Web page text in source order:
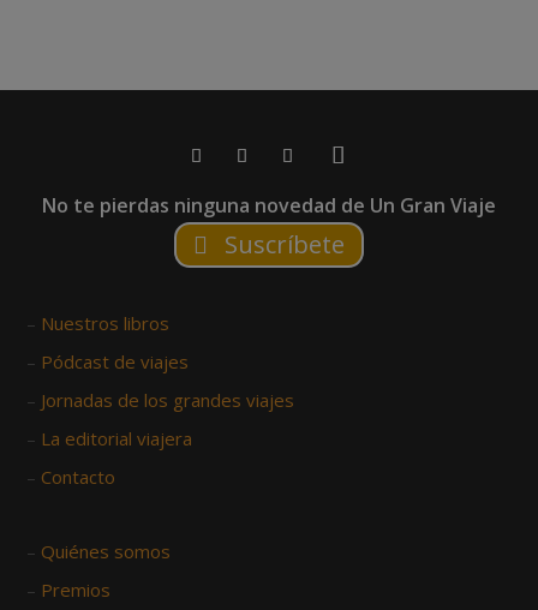
No te pierdas ninguna novedad de Un Gran Viaje
Suscríbete
– Nuestros libros
– Pódcast de viajes
– Jornadas de los grandes viajes
– La editorial viajera
– Contacto
– Quiénes somos
– Premios